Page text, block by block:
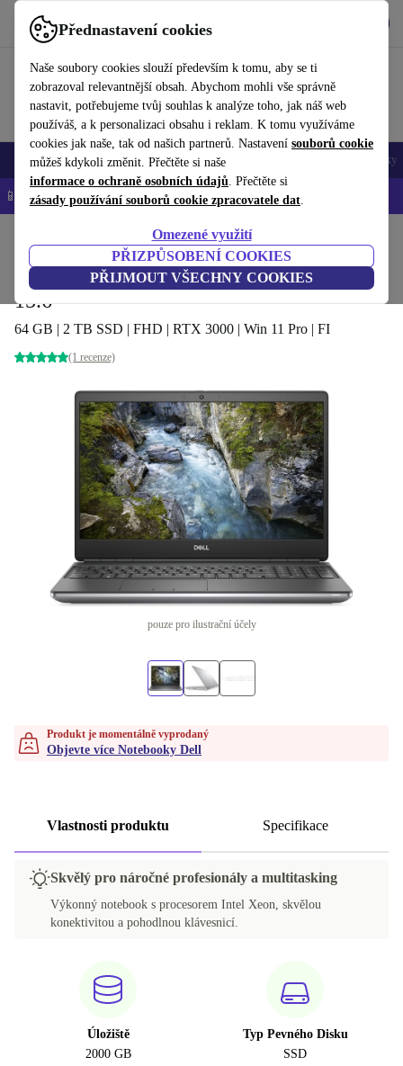
Přednastavení cookies
Naše soubory cookies slouží především k tomu, aby se ti
zobrazoval relevantnější obsah. Abychom mohli vše správně
nastavit, potřebujeme tvůj souhlas k analýze toho, jak náš web
používáš, a k personalizaci obsahu i reklam. K tomu využíváme
cookies jak naše, tak od našich partnerů. Nastavení souborů cookie
můžeš kdykoli změnit. Přečtěte si naše
informace o ochraně osobních údajů. Přečtěte si
zásady používání souborů cookie zpracovatele dat.
Omezené využití
PŘIZPŮSOBENÍ COOKIES
PŘIJMOUT VŠECHNY COOKIES
Používejte refurbed rychle a snadno
Mobily a smartphony Notebooky Tablety Doplňky
📱 -5 % NAVÍC na všechny iPhony – kód: IPHONEDEAL-
Notebooky Notebooky Dell
Dell Precision 7550 | Xeon W-10855M |
15.6"
64 GB | 2 TB SSD | FHD | RTX 3000 | Win 11 Pro | FI
(1 recenze)
pouze pro ilustrační účely
Produkt je momentálně vyprodaný
Objevte více Notebooky Dell
Vlastnosti produktu Specifikace
Skvělý pro náročné profesionály a multitasking
Výkonný notebook s procesorem Intel Xeon, skvělou
konektivitou a pohodlnou klávesnicí.
Úložiště
2000 GB
Typ Pevného Disku
SSD